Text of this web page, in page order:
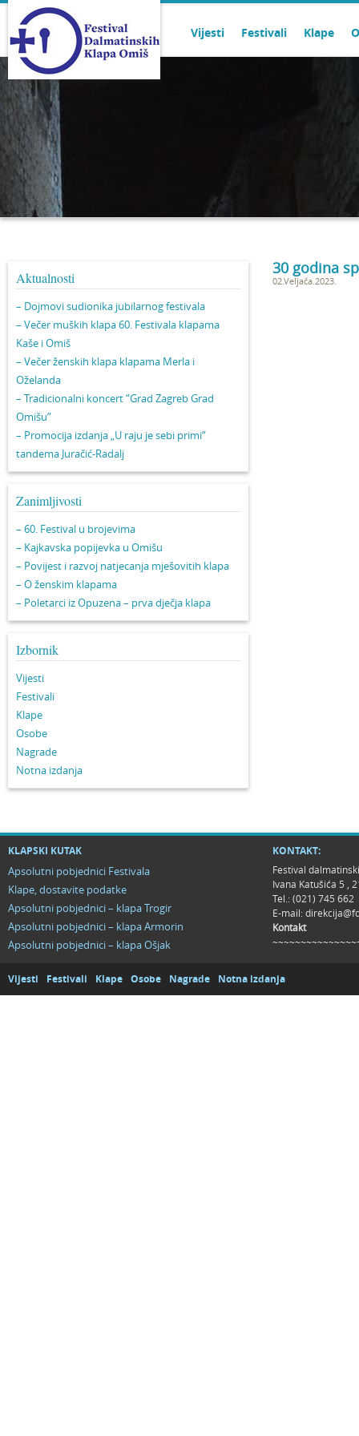
Vijesti Festivali Klape
Aktualnosti
– Dojmovi sudionika jubilarnog festivala
– Večer muških klapa 60. Festivala klapama
Kaše i Omiš
– Večer ženskih klapa klapama Merla i
Oželanda
– Tradicionalni koncert “Grad Zagreb Grad
Omišu”
– Promocija izdanja „U raju je sebi primi“
tandema Juračić-Radalj
Zanimljivosti
– 60. Festival u brojevima
– Kajkavska popijevka u Omišu
– Povijest i razvoj natjecanja mješovitih klapa
– O ženskim klapama
– Poletarci iz Opuzena – prva dječja klapa
Izbornik
Vijesti
Festivali
Klape
Osobe
Nagrade
Notna izdanja
30 godina
02.Veljača.2023.
KLAPSKI KUTAK
Apsolutni pobjednici Festivala
Klape, dostavite podatke
Apsolutni pobjednici – klapa Trogir
Apsolutni pobjednici – klapa Armorin
Apsolutni pobjednici – klapa Ošjak
KONTAKT:
Festival
Ivana Katušića 5 ,
Tel.: (021) 745 662
E-mail:
Kontakt
Vijesti Festivali Klape Osobe Nagrade Notna izdanja